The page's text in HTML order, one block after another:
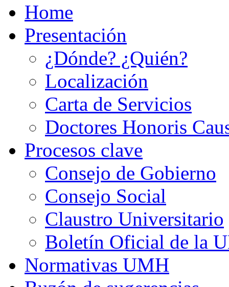
Home
Presentación
¿Dónde? ¿Quién?
Localización
Carta de Servicios
Doctores Honoris
Procesos clave
Consejo de Gobierno
Consejo Social
Claustro Universitario
Boletín Oficial de la
Normativas UMH